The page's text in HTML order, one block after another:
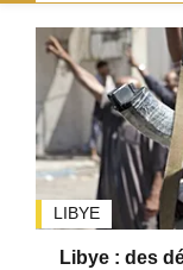
LIBYE
Libye : des